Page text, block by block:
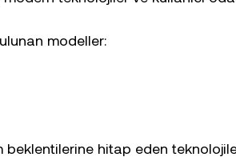
modeller:
beklentilerine hitap eden